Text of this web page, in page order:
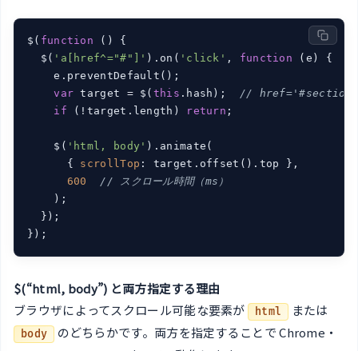
$( function ( ) {
  $(
'a[href^="#"]' ).on( 'click' , function ( e ) {
    e.preventDefault();
var target = $( this .hash); //
if (!target.length) return ;
    $(
'html, body' ).animate(
      {
scrollTop : target.offset().top },
600
// スクロール時間（ms）
    );
  });
});
$(“html, body”) と両方指定する理由
ブラウザによってスクロール可能な要素が
html または
body
のどちらかです。両方を指定することで Chrome・